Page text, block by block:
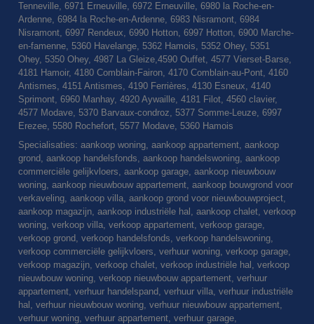
Tenneville, 6971 Erneuville, 6972 Erneuville, 6980 la Roche-en-
Ardenne, 6984 la Roche-en-Ardenne, 6983 Nisramont, 6984
Nisramont, 6997 Rendeux, 6990 Hotton, 6997 Hotton, 6900 Marche-
en-famenne, 5360 Havelange, 5362 Hamois, 5352 Ohey, 5351
Ohey, 5350 Ohey, 4987 La Gleize,4590 Ouffet, 4577 Vierset-Barse,
4181 Hamoir, 4180 Comblain-Fairon, 4170 Comblain-au-Pont, 4160
Antismes, 4151 Antismes, 4190 Ferrières, 4130 Esneux, 4140
Sprimont, 6960 Manhay, 4920 Aywaille, 4181 Filot, 4560 clavier,
4577 Modave, 5370 Barvaux-condroz, 5377 Somme-Leuze, 6997
Erezee, 5580 Rochefort, 5577 Modave, 5360 Hamois
Specialisaties: aankoop woning, aankoop appartement, aankoop
grond, aankoop handelsfonds, aankoop handelswoning, aankoop
commerciële gelijkvloers, aankoop garage, aankoop nieuwbouw
woning, aankoop nieuwbouw appartement, aankoop bouwgrond voor
verkaveling, aankoop villa, aankoop grond voor nieuwbouwproject,
aankoop magazijn, aankoop industriële hal, aankoop chalet, verkoop
woning, verkoop villa, verkoop appartement, verkoop garage,
verkoop grond, verkoop handelsfonds, verkoop handelswoning,
verkoop commerciële gelijkvloers, verhuur woning, verkoop garage,
verkoop magazijn, verkoop chalet, verkoop industriële hal, verkoop
nieuwbouw woning, verkoop nieuwbouw appartement, verhuur
appartement, verhuur handelspand, verhuur villa, verhuur industriële
hal, verhuur nieuwbouw woning, verhuur nieuwbouw appartement,
verhuur woning, verhuur appartement, verhuur garage,